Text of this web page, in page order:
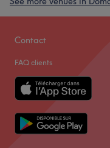
Contact
FAQ clients